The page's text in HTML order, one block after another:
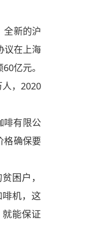
新的沪
议在上海
亿元。
，2020
有限公
格确保要
困户，
机，这
能保证